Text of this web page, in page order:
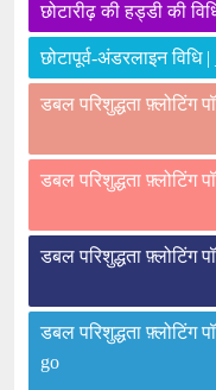
छोटारीढ़ की हड्डी की
छोटापूर्व-अंडरलाइन
डबल परिशुद्धता फ़्लोटिंग
डबल परिशुद्धता फ़्लोटिंग
डबल परिशुद्धता फ़्लोटिंग
डबल परिशुद्धता फ़्लोटिंग
go